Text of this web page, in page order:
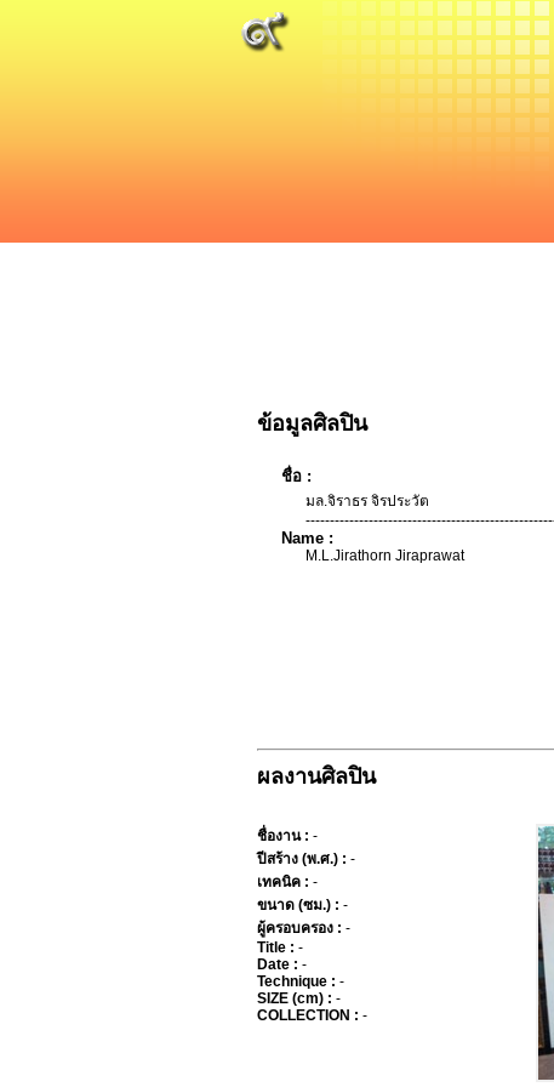
ข้อมูลศิลปิน
ชื่อ :
มล.จิราธร จิรประวัต
Name :
M.L.Jirathorn Jiraprawat
ผลงานศิลปิน
ชื่องาน : -
ปีสร้าง (พ.ศ.) : -
เทคนิค : -
ขนาด (ซม.) : -
ผู้ครอบครอง : -
Title : -
Date : -
Technique : -
SIZE (cm) : -
COLLECTION : -